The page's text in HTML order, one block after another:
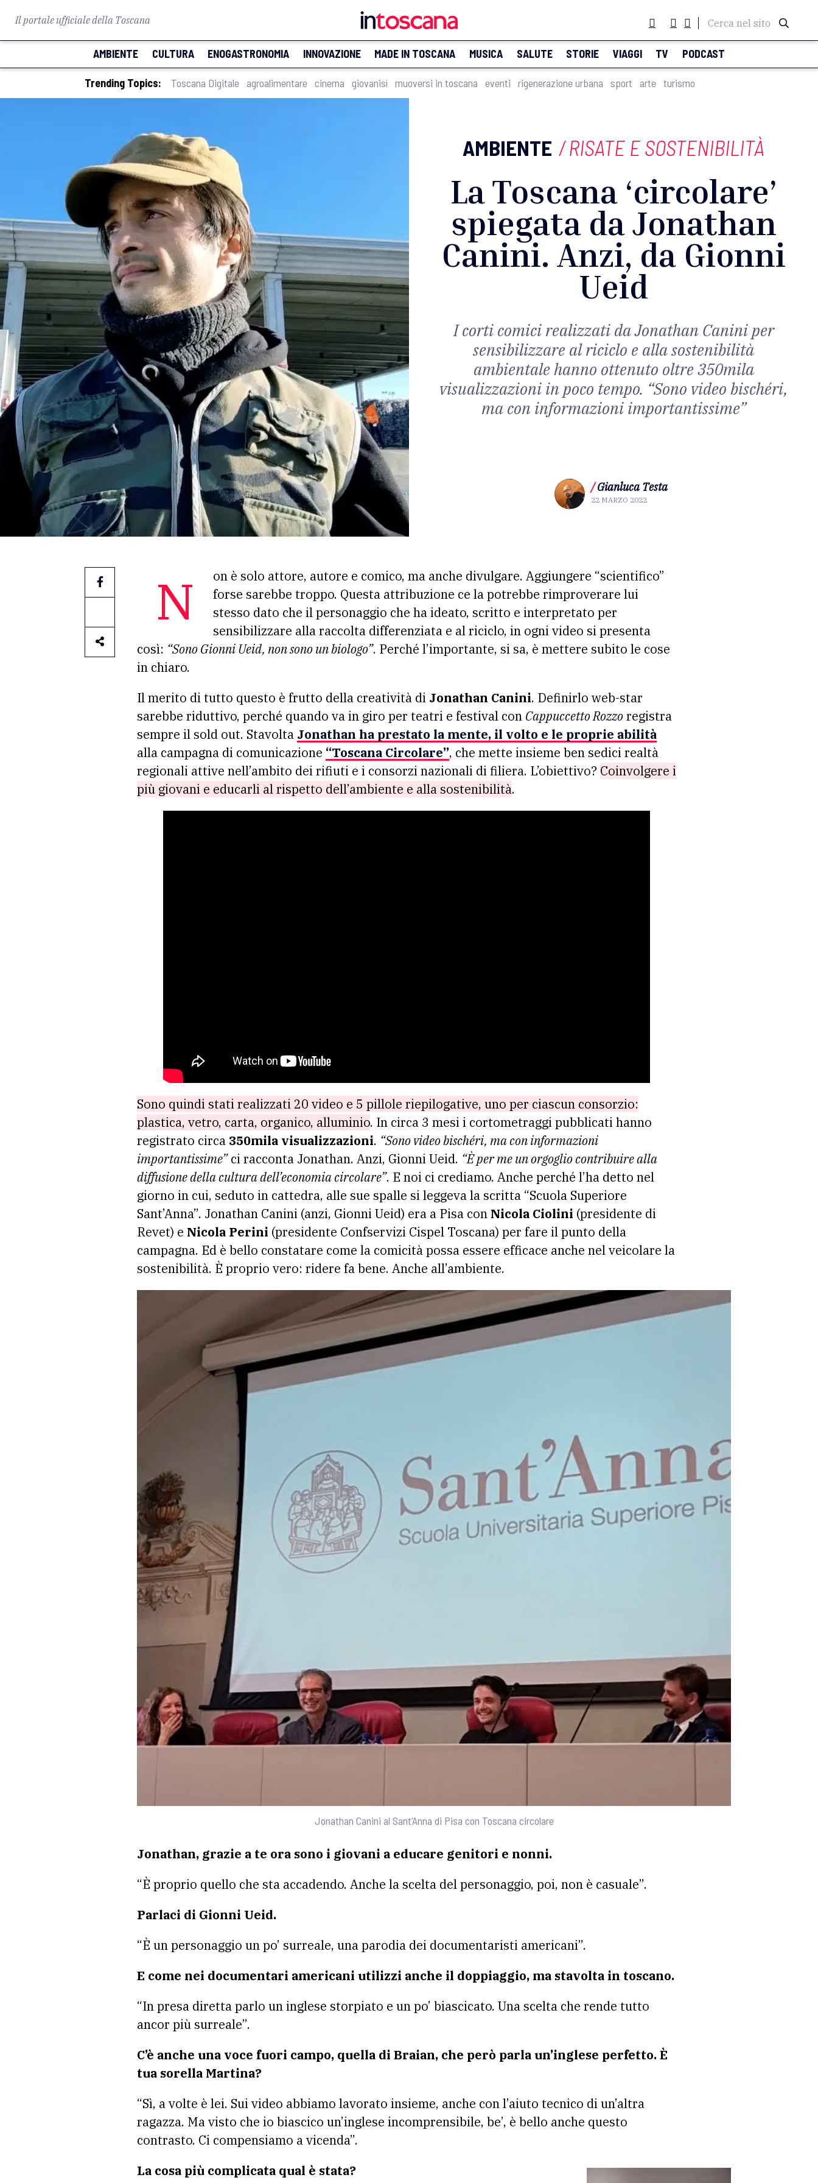
Il portale ufficiale della Toscana Cerca nel sito
AMBIENTE CULTURA ENOGASTRONOMIA INNOVAZIONE MADE IN TOSCANA MUSICA SALUTE STORIE VIAGGI TV PODCAST
Trending Topics: Toscana Digitale agroalimentare cinema giovanisì muoversi in toscana eventi rigenerazione urbana sport arte turismo
AMBIENTE /RISATE E SOSTENIBILITÀ
La Toscana ‘circolare’
spiegata da Jonathan
Canini. Anzi, da Gionni
Ueid
I corti comici realizzati da Jonathan Canini per
sensibilizzare al riciclo e alla sostenibilità
ambientale hanno ottenuto oltre 350mila
visualizzazioni in poco tempo. “Sono video bischéri,
ma con informazioni importantissime”
/ Gianluca Testa
22 MARZO 2022
Non è solo attore, autore e comico, ma anche divulgare. Aggiungere “scientifico”
forse sarebbe troppo. Questa attribuzione ce la potrebbe rimproverare lui
stesso dato che il personaggio che ha ideato, scritto e interpretato per
sensibilizzare alla raccolta differenziata e al riciclo, in ogni video si presenta
così: “Sono Gionni Ueid, non sono un biologo”. Perché l’importante, si sa, è mettere subito le cose
in chiaro.
Il merito di tutto questo è frutto della creatività di Jonathan Canini. Definirlo web-star
sarebbe riduttivo, perché quando va in giro per teatri e festival con Cappuccetto Rozzoregistra
sempre il sold out. Stavolta Jonathan ha prestato la mente, il volto e le proprie abilità
alla campagna di comunicazione “Toscana Circolare”, che mette insieme ben sedici realtà
regionali attive nell’ambito dei rifiuti e i consorzi nazionali di filiera. L’obiettivo? Coinvolgere i
più giovani e educarli al rispetto dell’ambiente e alla sostenibilità.
Sono quindi stati realizzati 20 video e 5 pillole riepilogative, uno per ciascun consorzio:
plastica, vetro, carta, organico, alluminio. In circa 3 mesi i cortometraggi pubblicati hanno
registrato circa 350mila visualizzazioni. “Sono video bischéri, ma con informazioni
importantissime”ci racconta Jonathan. Anzi, Gionni Ueid. “È per me un orgoglio contribuire alla
diffusione della cultura dell’economia circolare”. E noi ci crediamo. Anche perché l’ha detto nel
giorno in cui, seduto in cattedra, alle sue spalle si leggeva la scritta “Scuola Superiore
Sant’Anna”. Jonathan Canini (anzi, Gionni Ueid) era a Pisa con Nicola Ciolini (presidente di
Revet) e Nicola Perini (presidente Confservizi Cispel Toscana) per fare il punto della
campagna. Ed è bello constatare come la comicità possa essere efficace anche nel veicolare la
sostenibilità. È proprio vero: ridere fa bene. Anche all’ambiente.
Jonathan Canini al Sant’Anna di Pisa con Toscana circolare
Jonathan, grazie a te ora sono i giovani a educare genitori e nonni.
“È proprio quello che sta accadendo. Anche la scelta del personaggio, poi, non è casuale”.
Parlaci di Gionni Ueid.
“È un personaggio un po’ surreale, una parodia dei documentaristi americani”.
E come nei documentari americani utilizzi anche il doppiaggio, ma stavolta in toscano.
“In presa diretta parlo un inglese storpiato e un po’ biascicato. Una scelta che rende tutto
ancor più surreale”.
C’è anche una voce fuori campo, quella di Braian, che però parla un’inglese perfetto. È
tua sorella Martina?
“Sì, a volte è lei. Sui video abbiamo lavorato insieme, anche con l’aiuto tecnico di un’altra
ragazza. Ma visto che io biascico un’inglese incomprensibile, be’, è bello anche questo
contrasto. Ci compensiamo a vicenda”.
La cosa più complicata qual è stata?